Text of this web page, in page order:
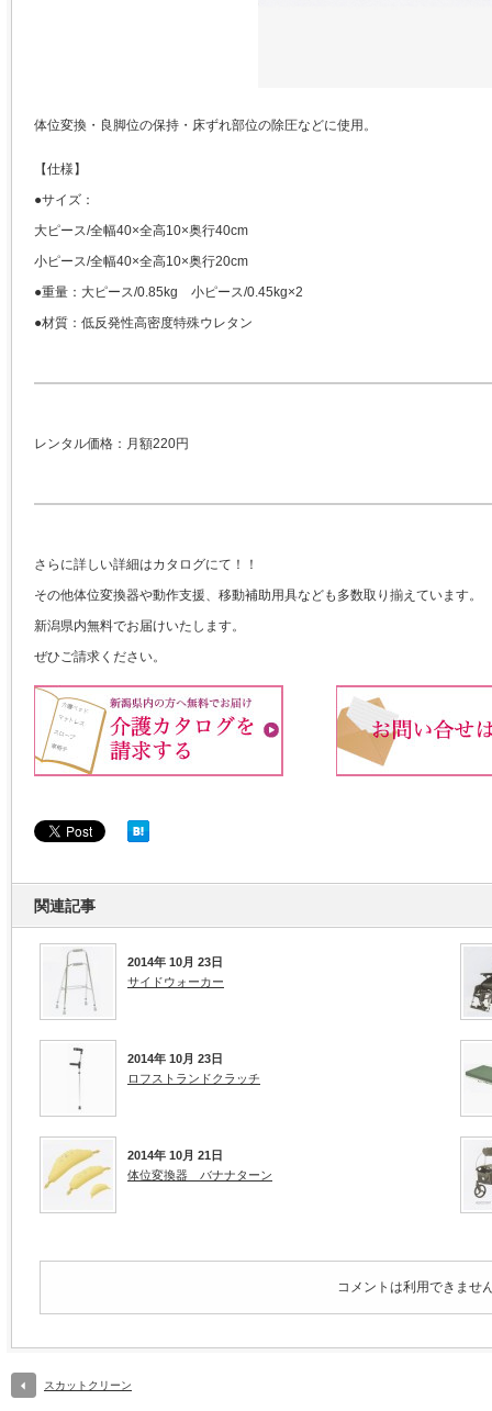
体位変換・良脚位の保持・床ずれ部位の除圧などに使用。
【仕様】
●サイズ：
大ピース/全幅40×全高10×奥行40cm
小ピース/全幅40×全高10×奥行20cm
●重量：大ピース/0.85kg 小ピース/0.45kg×2
●材質：低反発性高密度特殊ウレタン
レンタル価格：月額220円
さらに詳しい詳細はカタログにて！！
その他体位変換器や動作支援、移動補助用具なども多数取り揃えています。
新潟県内無料でお届けいたします。
ぜひご請求ください。
関連記事
2014年 10月 23日
サイドウォーカー
2014年 10月 23日
ロフストランドクラッチ
2014年 10月 21日
体位変換器 バナナターン
コメントは利用できませ
スカットクリーン